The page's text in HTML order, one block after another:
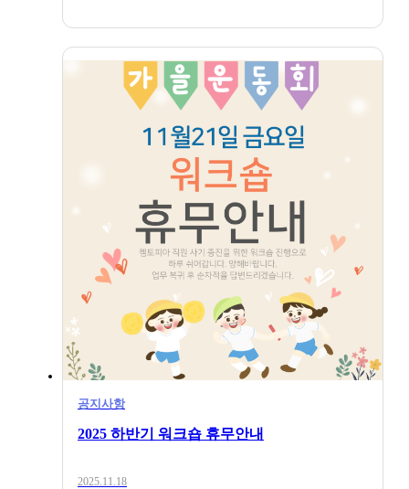
5
공지사항
2025 하반기 워크숍 휴무안내
2025.11.18